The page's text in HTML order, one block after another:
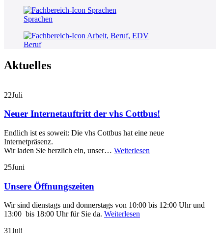
Sprachen
Beruf
Aktuelles
22Juli
Neuer Internetauftritt der vhs Cottbus!
Endlich ist es soweit: Die vhs Cottbus hat eine neue
Internetpräsenz.
Wir laden Sie herzlich ein, unser… Weiterlesen
25Juni
Unsere Öffnungszeiten
Wir sind dienstags und donnerstags von 10:00 bis 12:00 Uhr und
13:00 bis 18:00 Uhr für Sie da. Weiterlesen
31Juli